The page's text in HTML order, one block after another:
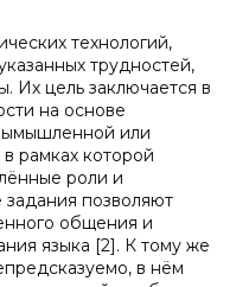
технологий,
трудностей,
Их цель заключается в
на основе
или
рамках которой
роли и
позволяют
общения и
языка [2]. К тому же
в нём